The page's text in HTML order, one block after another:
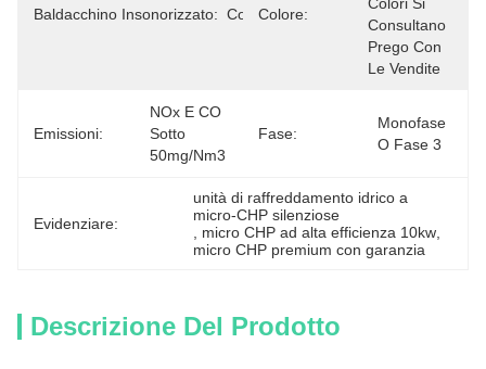
Baldacchino Insonorizzato: Con Colore:
Consultano
Prego Con
Le Vendite
Emissioni:
NOx E CO
Sotto
50mg/Nm3
Fase:
Monofase
O Fase 3
Evidenziare:
unità di raffreddamento idrico a
micro-CHP silenziose
micro CHP ad alta efficienza 10kw
micro CHP premium con garanzia
Descrizione Del Prodotto